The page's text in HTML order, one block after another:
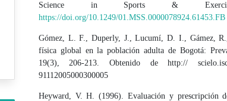
Science in Sports &
https://doi.org/10.1249/01.MSS.0000078924.61453.FB
Gómez, L. F., Duperly, J., Lucumí, D. I., Gámez,
física global en la población adulta de Bogotá:
19(3), 206-213. Obtenido de http://
91112005000300005
Heyward, V. H. (1996). Evaluación y prescripción